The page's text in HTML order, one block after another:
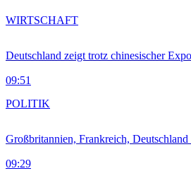
Deutschland zeigt trotz chinesischer
09:51
WIRTSCHAFT
Großbritannien, Frankreich,
09:29
POLITIK